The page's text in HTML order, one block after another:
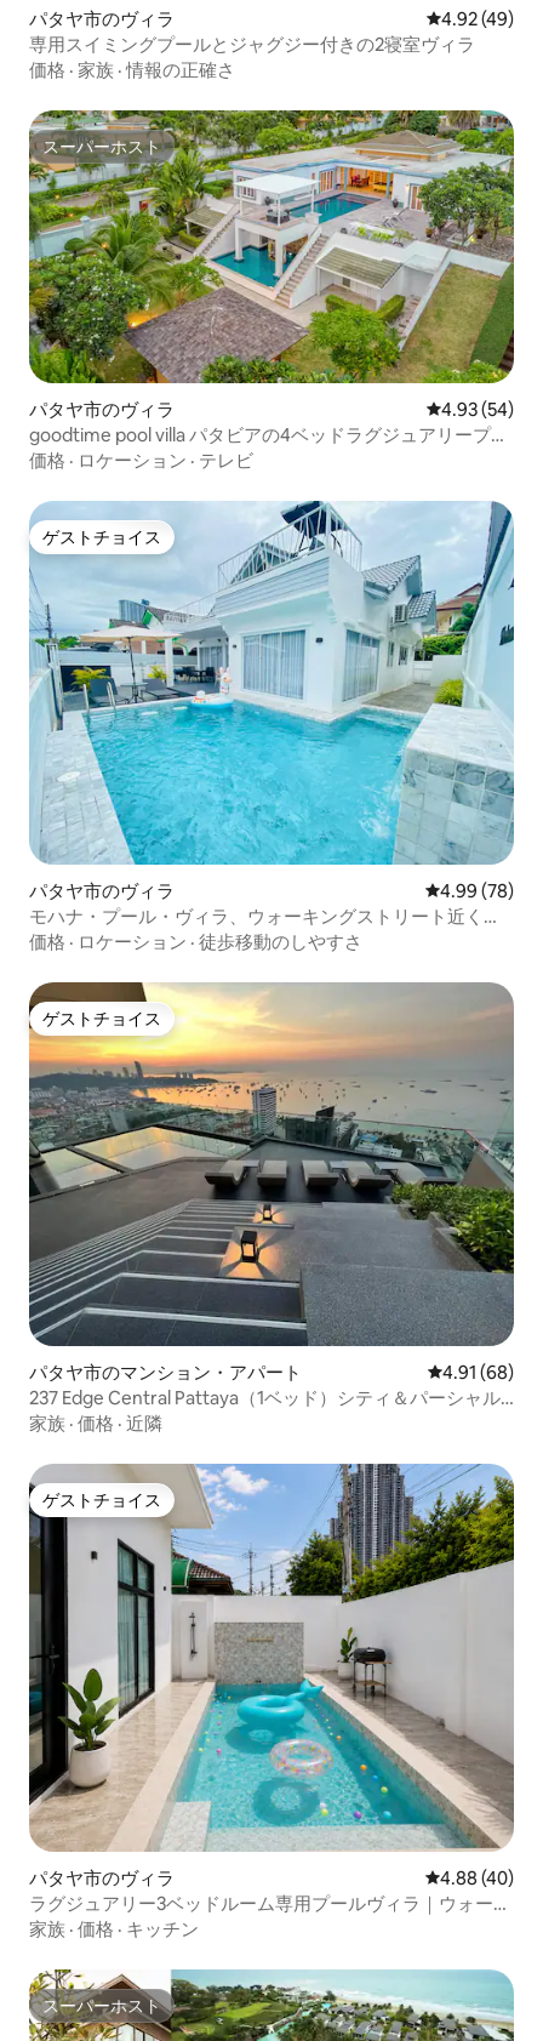
パタヤ市のヴィラ レビュー49
4.92 (49)
専用スイミングプールとジャグジー付きの2寝室ヴィラ
価格 · 家族 ·情報の正確さ
スーパーホスト
スーパーホスト
パタヤ市のヴィラ レビュー54
4.93 (54)
goodtime pool villa パタビアの4ベッドラグジュアリープー
ルヴィラ 新装、徒歩街まで15分
価格 · ロケーション · テレビ
ゲストチョイス
ゲストチョイス
パタヤ市のヴィラ レビュー78
4.99 (78)
モハナ・プール・ヴィラ、ウォーキングストリート近く、
プラヤ・デル・カーマン
価格 · ロケーション · 徒歩移動のしやすさ
ゲストチョイス
ゲストチョイス
パタヤ市のマンション・アパート レビュー68
4.91 (68)
237 Edge Central Pattaya（1ベッド）シティ＆パーシャル
シービュー
家族 · 価格 · 近隣
ゲストチョイス
ゲストチョイス
パタヤ市のヴィラ レビュー40
4.88 (40)
ラグジュアリー3ベッドルーム専用プールヴィラ｜ウォーキ
ングストリート近く
家族 · 価格 · キッチン
スーパーホスト
スーパーホスト